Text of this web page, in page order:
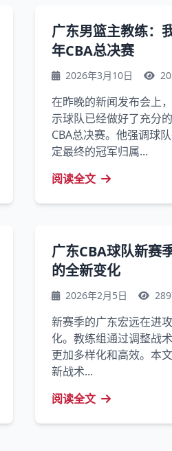
广东男篮主教练：
年CBA总决赛
2026年3月10日
在昨晚的新闻发布会上
示球队已经做好了充分
CBA总决赛。他强调球
定最终的冠军归属...
阅读全文
广东CBA球队新赛
的全新变化
2026年2月5日
新赛季的广东宏远在进
化。教练组通过调整战
更加多样化和高效。本
新战术...
阅读全文